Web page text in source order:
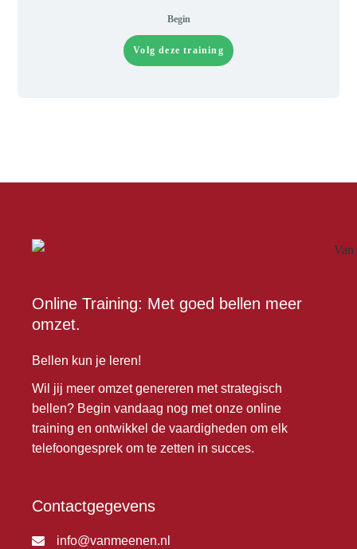
Begin
Volg deze training
Online Training: Met goed bellen meer
omzet.
Bellen kun je leren!
Wil jij meer omzet genereren met strategisch
bellen? Begin vandaag nog met onze online
training en ontwikkel de vaardigheden om elk
telefoongesprek om te zetten in succes.
Contactgegevens
info@vanmeenen.nl